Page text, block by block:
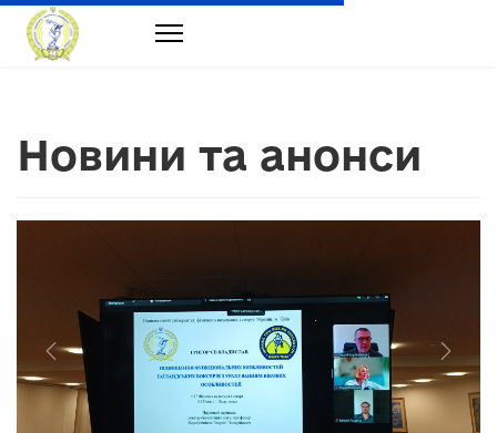
Новини та анонси
Previous Next